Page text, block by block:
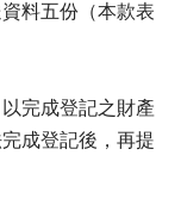
料五份（本款表
完成登記之財產
成登記後，再提